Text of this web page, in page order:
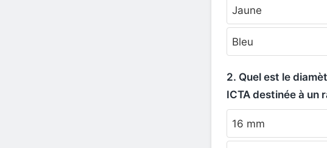
Jaune
Bleu
2. Quel est le
ICTA destinée à un
16 mm